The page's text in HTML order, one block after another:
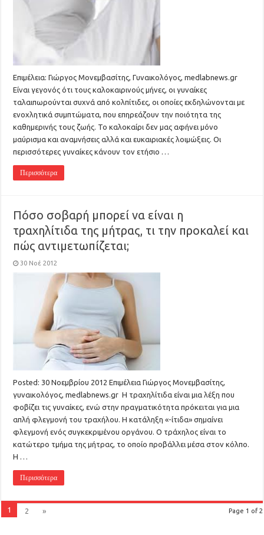
Επιμέλεια: Γιώργος Μονεμβασίτης, Γυναικολόγος, medlabnews.gr
Είναι γεγονός ότι τους καλοκαιρινούς μήνες, οι γυναίκες
ταλαιπωρούνται συχνά από κολπίτιδες, οι οποίες εκδηλώνονται με
ενοχλητικά συμπτώματα, που επηρεάζουν την ποιότητα της
καθημερινής τους ζωής. Το καλοκαίρι δεν μας αφήνει μόνο
μαύρισμα και αναμνήσεις αλλά και ευκαιριακές λοιμώξεις. Οι
περισσότερες γυναίκες κάνουν τον ετήσιο …
Περισσότερα
Πόσο σοβαρή μπορεί να είναι η
τραχηλίτιδα της μήτρας, τι την προκαλεί και
πώς αντιμετωπίζεται;
30 Νοέ 2012
Posted: 30 Νοεμβρίου 2012 Επιμέλεια Γιώργος Μονεμβασίτης,
γυναικολόγος, medlabnews.gr Η τραχηλίτιδα είναι μια λέξη που
φοβίζει τις γυναίκες, ενώ στην πραγματικότητα πρόκειται για μια
απλή φλεγμονή του τραχήλου. Η κατάληξη «-ίτιδα» σημαίνει
φλεγμονή ενός συγκεκριμένου οργάνου. Ο τράχηλος είναι το
κατώτερο τμήμα της μήτρας, το οποίο προβάλλει μέσα στον κόλπο.
Η …
Περισσότερα
Page 1 of 2
1 2 »